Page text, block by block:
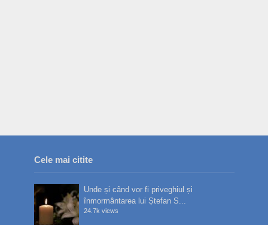
Cele mai citite
Unde și când vor fi priveghiul și
înmormântarea lui Ștefan S...
24.7k views